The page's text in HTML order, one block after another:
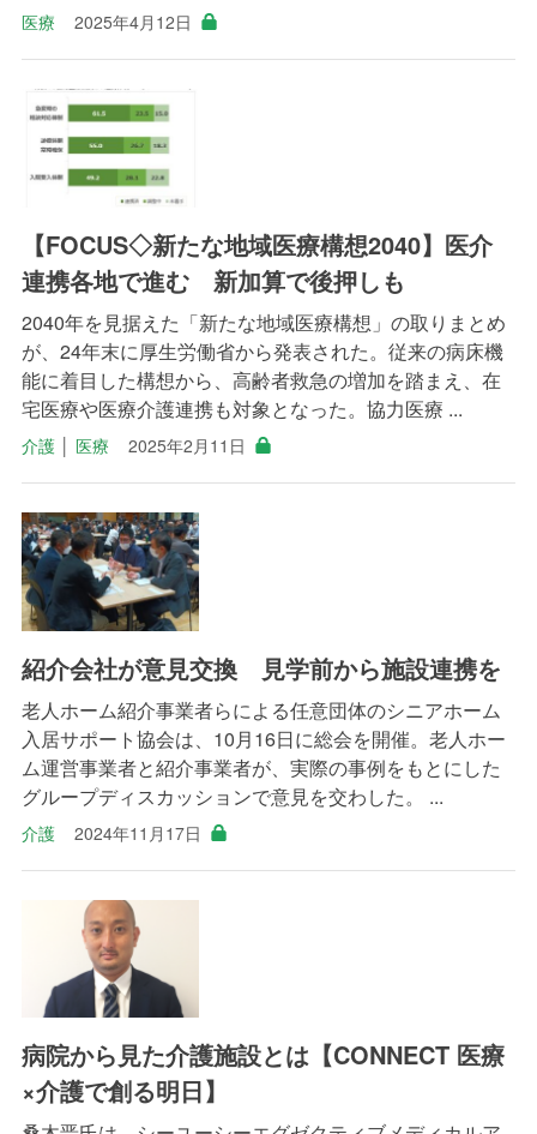
医療 2025年4月12日
【FOCUS◇新たな地域医療構想2040】医介
連携各地で進む 新加算で後押しも
2040年を見据えた「新たな地域医療構想」の取りまとめ
が、24年末に厚生労働省から発表された。従来の病床機
能に着目した構想から、高齢者救急の増加を踏まえ、在
宅医療や医療介護連携も対象となった。協力医療 ...
介護│ 医療 2025年2月11日
紹介会社が意見交換 見学前から施設連携を
老人ホーム紹介事業者らによる任意団体のシニアホーム
入居サポート協会は、10月16日に総会を開催。老人ホー
ム運営事業者と紹介事業者が、実際の事例をもとにした
グループディスカッションで意見を交わした。 ...
介護 2024年11月17日
病院から見た介護施設とは【CONNECT 医療
×介護で創る明日】